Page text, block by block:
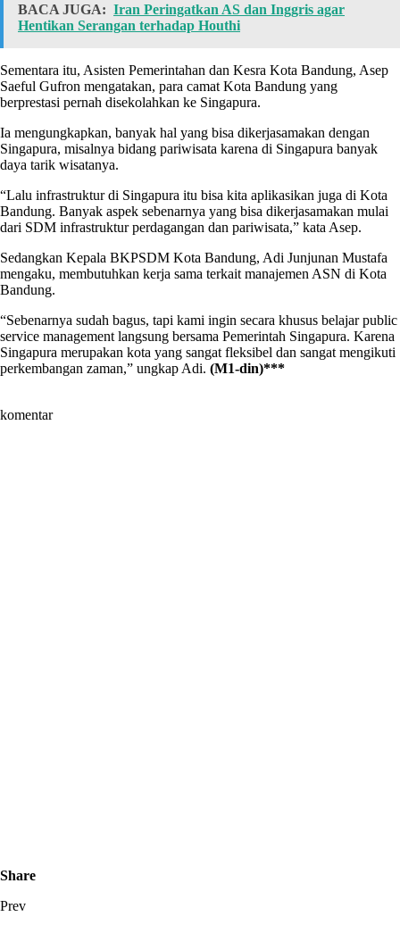
BACA JUGA: Iran Peringatkan AS dan Inggris agar
Hentikan Serangan terhadap Houthi
Sementara itu, Asisten Pemerintahan dan Kesra Kota Bandung, Asep
Saeful Gufron mengatakan, para camat Kota Bandung yang
berprestasi pernah disekolahkan ke Singapura.
Ia mengungkapkan, banyak hal yang bisa dikerjasamakan dengan
Singapura, misalnya bidang pariwisata karena di Singapura banyak
daya tarik wisatanya.
“Lalu infrastruktur di Singapura itu bisa kita aplikasikan juga di Kota
Bandung. Banyak aspek sebenarnya yang bisa dikerjasamakan mulai
dari SDM infrastruktur perdagangan dan pariwisata,” kata Asep.
Sedangkan Kepala BKPSDM Kota Bandung, Adi Junjunan Mustafa
mengaku, membutuhkan kerja sama terkait manajemen ASN di Kota
Bandung.
“Sebenarnya sudah bagus, tapi kami ingin secara khusus belajar public
service management langsung bersama Pemerintah Singapura. Karena
Singapura merupakan kota yang sangat fleksibel dan sangat mengikuti
perkembangan zaman,” ungkap Adi. (M1-din)***
komentar
Share
Prev